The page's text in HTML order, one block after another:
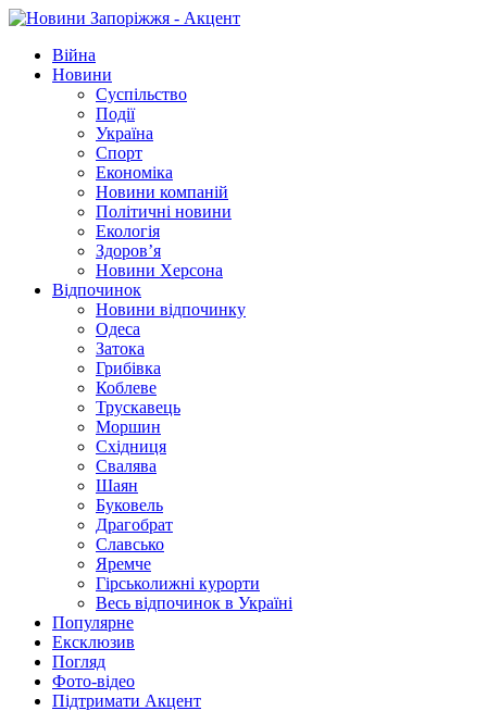
Війна
Новини
Суспільство
Події
Україна
Спорт
Економіка
Новини компаній
Політичні новини
Екологія
Здоров’я
Новини Херсона
Відпочинок
Новини відпочинку
Одеса
Затока
Грибівка
Коблеве
Трускавець
Моршин
Східниця
Свалява
Шаян
Буковель
Драгобрат
Славсько
Яремче
Гірськолижні курорти
Весь відпочинок в Україні
Популярне
Ексклюзив
Погляд
Фото-відео
Підтримати Акцент